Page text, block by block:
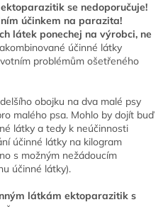
se nedoporučuje!
účinkem na parazita!
látek ponechej na výrobci, ne
účinné látky
problémům ošetřeného
obojku na dva malé psy
malého psa. Mohlo by dojít buď
látky a tedy k neúčinnosti
účinné látky na kilogram
s možným nežádoucím
účinné látky).
látkám ektoparazitik s